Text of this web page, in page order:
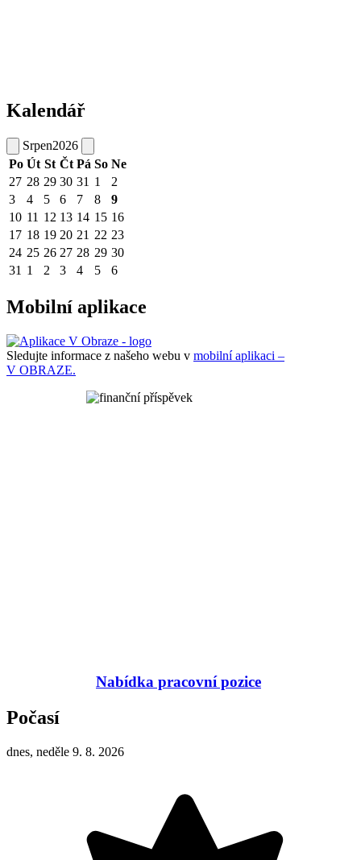
Kalendář
Srpen2026
Po Út St Čt Pá So Ne
27 28 29 30 31 1
2
3
4 5 6 7 8
9
10 11 12 13 14 15 16
17 18 19 20 21 22 23
24 25 26 27 28 29 30
31 1 2 3 4 5 6
Mobilní aplikace
Sledujte informace z našeho webu v mobilní aplikaci –
V OBRAZE.
Nabídka pracovní pozice
Počasí
dnes, neděle 9. 8. 2026